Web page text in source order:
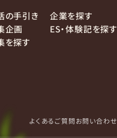
の手引き
企画
を探す
企業を探す
ES・体験記を探す
よくあるご質問お問い合わせ